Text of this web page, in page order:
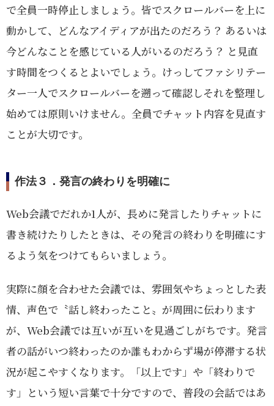
で全員一時停止しましょう。皆でスクロールバーを上に
動かして、どんなアイディアが出たのだろう？ あるいは
今どんなことを感じている人がいるのだろう？ と見直
す時間をつくるとよいでしょう。けっしてファシリテー
ター一人でスクロールバーを遡って確認しそれを整理し
始めては原則いけません。全員でチャット内容を見直す
ことが大切です。
作法３．発言の終わりを明確に
Web会議でだれか1人が、長めに発言したりチャットに
書き続けたりしたときは、その発言の終わりを明確にす
るよう気をつけてもらいましょう。
実際に顔を合わせた会議では、雰囲気やちょっとした表
情、声色で〝話し終わったこと〟が周囲に伝わります
が、Web会議では互いが互いを見過ごしがちです。発言
者の話がいつ終わったのか誰もわからず場が停滞する状
況が起こやすくなります。「以上です」や「終わりで
す」という短い言葉で十分ですので、普段の会話ではあ